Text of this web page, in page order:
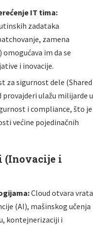
IT tima:
zadataka
zamena
omogućava im da se
i inovacije.
za sigurnost dele (Shared
ulažu milijarde u
i compliance, što je
većine pojedinačnih
(Inovacije i
Cloud otvara vrata
(AI), mašinskog učenja
kontejnerizaciji i